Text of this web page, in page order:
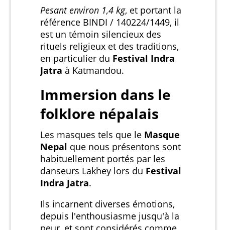
Pesant environ 1,4 kg, et portant la
référence BINDI / 140224/1449, il
est un témoin silencieux des
rituels religieux et des traditions,
en particulier du Festival Indra
Jatra à Katmandou.
Immersion dans le
folklore népalais
Les masques tels que le Masque
Nepal que nous présentons sont
habituellement portés par les
danseurs Lakhey lors du Festival
Indra Jatra.
Ils incarnent diverses émotions,
depuis l'enthousiasme jusqu'à la